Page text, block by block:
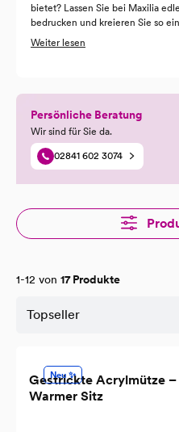
bietet? Lassen Sie bei Maxilia
bedrucken und kreieren Sie so
abgestimmtes Werbemittel. In
Oder würden Sie gerne noch
Werbeartikel nutzen? Für uns
gerne dabei, hochwertigen
Ansprüchen gerecht werden.
Weiter lesen
Persönliche Beratung
Wir sind für Sie da.
02841 602 3074
1-12 von 17 Produkte
Neu ✨
Gestrickte Acrylmütze –
Warmer Sitz